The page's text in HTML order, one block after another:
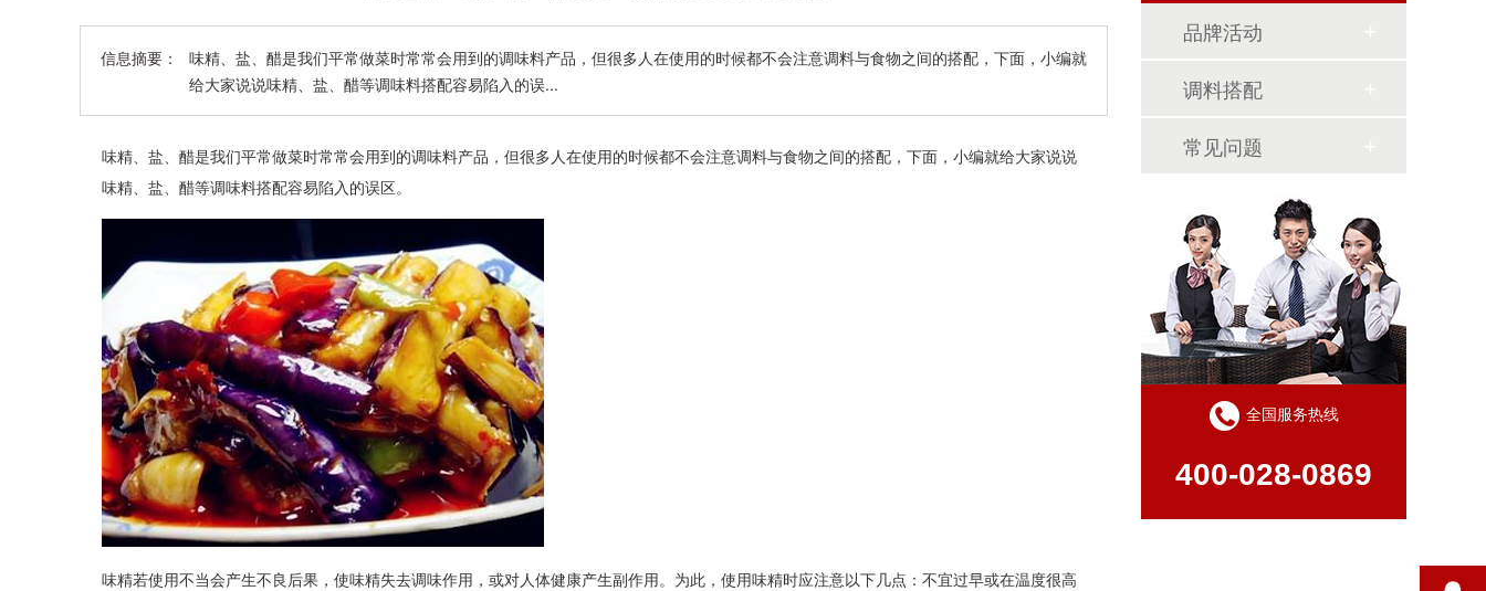
信息摘要：
味精、盐、醋是我们平常做菜时常常会用到的调味料产品，但很多人在使用的时候都不会注意调料与食物之间的搭配，下面，小编就
给大家说说味精、盐、醋等调味料搭配容易陷入的误...
味精、盐、醋是我们平常做菜时常常会用到的调味料产品，但很多人在使用的时候都不会注意调料与食物之间的搭配，下面，小编就给大家说说
味精、盐、醋等调味料搭配容易陷入的误区。
味精若使用不当会产生不良后果，使味精失去调味作用，或对人体健康产生副作用。为此，使用味精时应注意以下几点：不宜过早或在温度很高
品牌活动
调料搭配
常见问题
全国服务热线
400-028-0869